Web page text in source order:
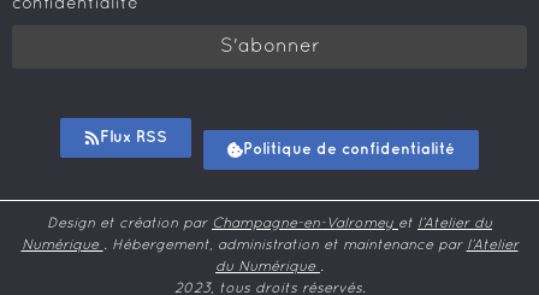
confidentialité
Flux RSS
Politique de confidentialité
Design et création par Champagne-en-Valromey et l’Atelier du
Numérique . Hébergement, administration et maintenance par l’Atelier
du Numérique .
2023, tous droits réservés.